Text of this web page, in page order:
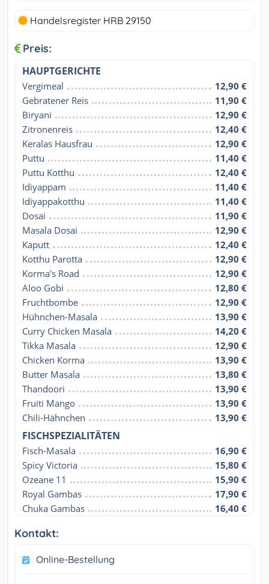
Handelsregister HRB 29150
Preis:
HAUPTGERICHTE
Vergimeal
12,90 €
Gebratener Reis
11,90 €
Biryani
12,90 €
Zitronenreis
12,40 €
Keralas Hausfrau
12,90 €
Puttu
11,40 €
Puttu Kotthu
12,40 €
Idiyappam
11,40 €
Idiyappakotthu
11,40 €
Dosai
11,90 €
Masala Dosai
12,90 €
Kaputt
12,40 €
Kotthu Parotta
12,90 €
Korma's Road
12,90 €
Aloo Gobi
12,80 €
Fruchtbombe
12,90 €
Hühnchen-Masala
13,90 €
Curry Chicken Masala
14,20 €
Tikka Masala
12,90 €
Chicken Korma
13,90 €
Butter Masala
13,80 €
Thandoori
13,90 €
Fruiti Mango
13,90 €
Chili-Hähnchen
13,90 €
FISCHSPEZIALITÄTEN
Fisch-Masala
16,90 €
Spicy Victoria
15,80 €
Ozeane 11
15,90 €
Royal Gambas
17,90 €
Chuka Gambas
16,40 €
Kontakt:
Online-Bestellung